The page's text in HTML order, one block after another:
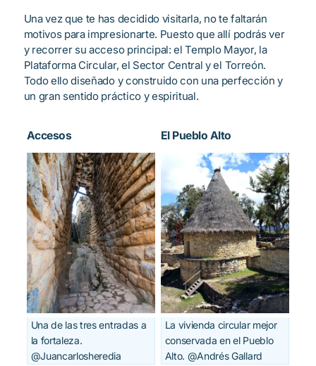
Una vez que te has decidido visitarla, no te faltarán
motivos para impresionarte. Puesto que allí podrás ver
y recorrer su acceso principal: el Templo Mayor, la
Plataforma Circular, el Sector Central y el Torreón.
Todo ello diseñado y construido con una perfección y
un gran sentido práctico y espiritual.
Accesos
Una de las tres entradas a
la fortaleza.
@Juancarlosheredia
El Pueblo Alto
La vivienda circular mejor
conservada en el Pueblo
Alto. @Andrés Gallard